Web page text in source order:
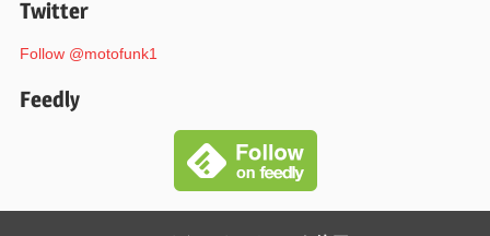
Twitter
Follow @motofunk1
Feedly